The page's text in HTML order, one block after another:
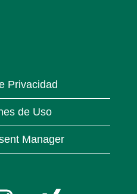
Privacidad
de Uso
Manager